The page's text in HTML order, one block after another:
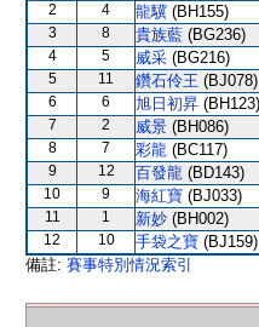
2 4 龍驥 (BH155)
3 8 貴族藍 (BG236)
4 5 威采 (BG216)
5 11 鑽石伶王 (BJ078)
6 6 旭日初昇 (BH123)
7 2 威景 (BH086)
8 7 彩龍 (BC117)
9 12 百發龍 (BD143)
10 9 海紅寶 (BJ033)
11 1 新妙 (BH002)
12 10 手袋之寶 (BJ159)
備註: 賽事特別情況索引